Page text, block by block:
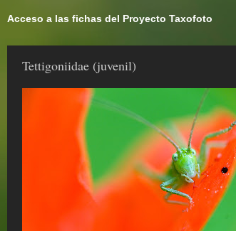
Acceso a las fichas del Proyecto Taxofoto
Tettigoniidae (juvenil)